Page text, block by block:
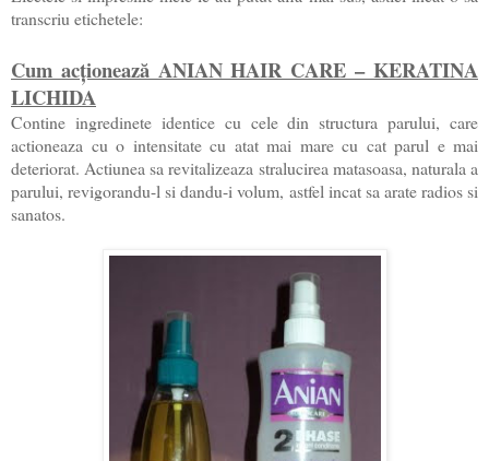
transcriu etichetele:
Cum acționează ANIAN HAIR CARE – KERATINA
LICHIDA
Contine ingredinete identice cu cele din structura parului, care
actioneaza cu o intensitate cu atat mai mare cu cat parul e mai
deteriorat. Actiunea sa revitalizeaza stralucirea matasoasa, naturala a
parului, revigorandu-l si dandu-i volum, astfel incat sa arate radios si
sanatos.